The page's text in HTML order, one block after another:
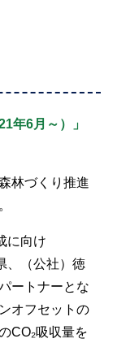
年6月～）」
林づくり推進
に向け
、（公社）徳
ートナーとな
オフセットの
CO₂吸収量を